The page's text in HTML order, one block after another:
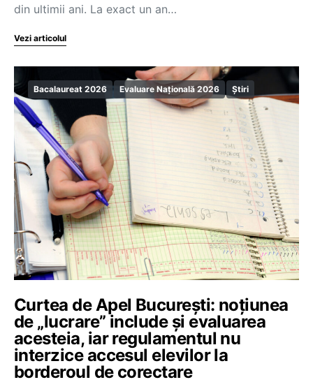
din ultimii ani. La exact un an…
Vezi articolul
Bacalaureat 2026 Evaluare Națională 2026 Știri
Curtea de Apel București: noțiunea
de „lucrare” include și evaluarea
acesteia, iar regulamentul nu
interzice accesul elevilor la
borderoul de corectare